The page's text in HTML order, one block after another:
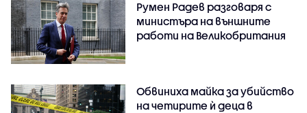
Румен Радев разговаря с
министъра на външните
работи на Великобритания
Обвиниха майка за убийство
на четирите ѝ деца в